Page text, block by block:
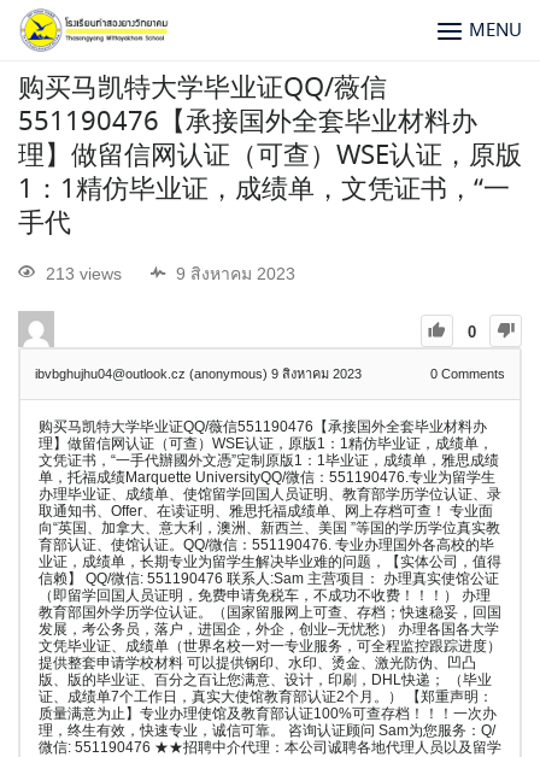
MENU
购买马凯特大学毕业证QQ/薇信
551190476【承接国外全套毕业材料办
理】做留信网认证（可查）WSE认证，原版
1：1精仿毕业证，成绩单，文凭证书，“一
手代
213 views 9 สิงหาคม 2023
0
ibvbghujhu04@outlook.cz (anonymous) 9 สิงหาคม 2023 0 Comments
购买马凯特大学毕业证QQ/薇信551190476【承接国外全套毕业材料办
理】做留信网认证（可查）WSE认证，原版1：1精仿毕业证，成绩单，
文凭证书，“一手代辦國外文憑”定制原版1：1毕业证，成绩单，雅思成绩
单，托福成绩Marquette UniversityQQ/微信：551190476.专业为留学生
办理毕业证、成绩单、使馆留学回国人员证明、教育部学历学位认证、录
取通知书、Offer、在读证明、雅思托福成绩单、网上存档可查！ 专业面
向“英国、加拿大、意大利，澳洲、新西兰、美国 ”等国的学历学位真实教
育部认证、使馆认证。QQ/微信：551190476. 专业办理国外各高校的毕
业证，成绩单，长期专业为留学生解决毕业难的问题，【实体公司，值得
信赖】 QQ/微信: 551190476 联系人:Sam 主营项目： 办理真实使馆公证
（即留学回国人员证明，免费申请免税车，不成功不收费！！！） 办理
教育部国外学历学位认证。（国家留服网上可查、存档；快速稳妥，回国
发展，考公务员，落户，进国企，外企，创业–无忧愁） 办理各国各大学
文凭毕业证、成绩单（世界名校一对一专业服务，可全程监控跟踪进度）
提供整套申请学校材料 可以提供钢印、水印、烫金、激光防伪、凹凸
版、版的毕业证、百分之百让您满意、设计，印刷，DHL快递； （毕业
证、成绩单7个工作日，真实大使馆教育部认证2个月。） 【郑重声明：
质量满意为止】专业办理使馆及教育部认证100%可查存档！！！一次办
理，终生有效，快速专业，诚信可靠。 咨询认证顾问 Sam为您服务：Q/
微信: 551190476 ★★招聘中介代理：本公司诚聘各地代理人员以及留学